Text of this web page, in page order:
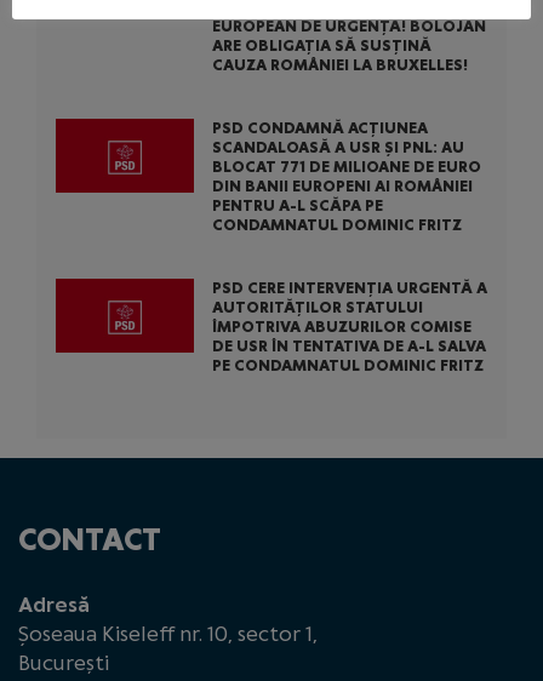
EUROPEAN DE URGENȚĂ! BOLOJAN
ARE OBLIGAȚIA SĂ SUSȚINĂ
CAUZA ROMÂNIEI LA BRUXELLES!
PSD CONDAMNĂ ACȚIUNEA
SCANDALOASĂ A USR ȘI PNL: AU
BLOCAT 771 DE MILIOANE DE EURO
DIN BANII EUROPENI AI ROMÂNIEI
PENTRU A-L SCĂPA PE
CONDAMNATUL DOMINIC FRITZ
PSD CERE INTERVENȚIA URGENTĂ A
AUTORITĂȚILOR STATULUI
ÎMPOTRIVA ABUZURILOR COMISE
DE USR ÎN TENTATIVA DE A-L SALVA
PE CONDAMNATUL DOMINIC FRITZ
CONTACT
Adresă
Șoseaua Kiseleff nr. 10, sector 1,
București